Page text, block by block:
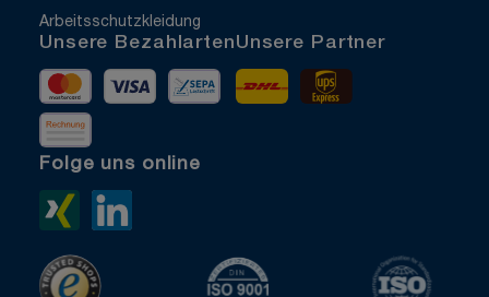
Arbeitsschutzkleidung
Unsere Bezahlarten
MastercardVisa Vorkasse
Rechnung
Unsere Partner
DHL
Folge uns online
Xing>
ISO 9001 zertifiziert